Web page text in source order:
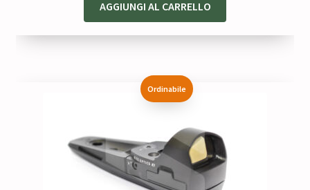
era:
è:
AGGIUNGI AL CARRELLO
Ordinabile